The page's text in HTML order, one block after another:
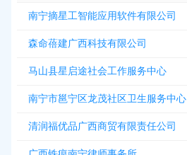
南宁摘星工智能应用软件有限公司
森命蓓建广西科技有限公司
马山县星启途社会工作服务中心
南宁市邕宁区龙茂社区卫生服务中心
清润福优品广西商贸有限责任公司